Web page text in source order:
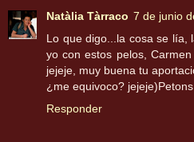
Natàlia Tàrraco 7 de junio
Lo que digo...la cosa se lía,
yo con estos pelos,
jejeje, muy buena tu
¿me equivoco? jejeje)Petons
Responder